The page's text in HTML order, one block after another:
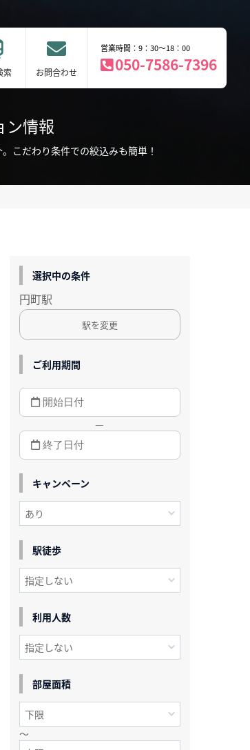
索 お問合わせ
営業時間：9：30～18：00
050-7586-7396
ン情報
こだわり条件での絞込みも簡単！
選択中の条件
円町駅
駅を変更
ご利用期間
—
キャンペーン
駅徒歩
利用人数
部屋面積
～